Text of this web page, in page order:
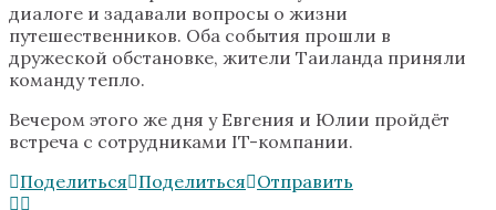
диалоге и задавали вопросы о жизни
путешественников. Оба события прошли в
дружеской обстановке, жители Таиланда приняли
команду тепло.
Вечером этого же дня у Евгения и Юлии пройдёт
встреча с сотрудниками IT-компании.
Поделиться Поделиться Отправить